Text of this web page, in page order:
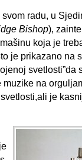
radu, u
Bishop),
koja je
je prikazano na
svetlosti”da
na
je